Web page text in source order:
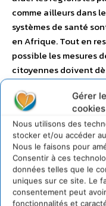
Gérer
cookies
Nous utilisons des
stocker et/ou accéder
Nous le faisons pour
Consentir à ces
données telles que le
uniques sur ce site. Le
consentement peut
fonctionnalités et
comme ailleurs dans
systèmes de santé
en Afrique. Tout en
possible les mesures
citoyennes doivent
locales avec les plus
ce gouvernement
sociale et pousser les
démocratique, sociale
ça ! Lorsque la fin de
donnons rendez-vous
construire notre « jour
toutes les forces
largement à toute la